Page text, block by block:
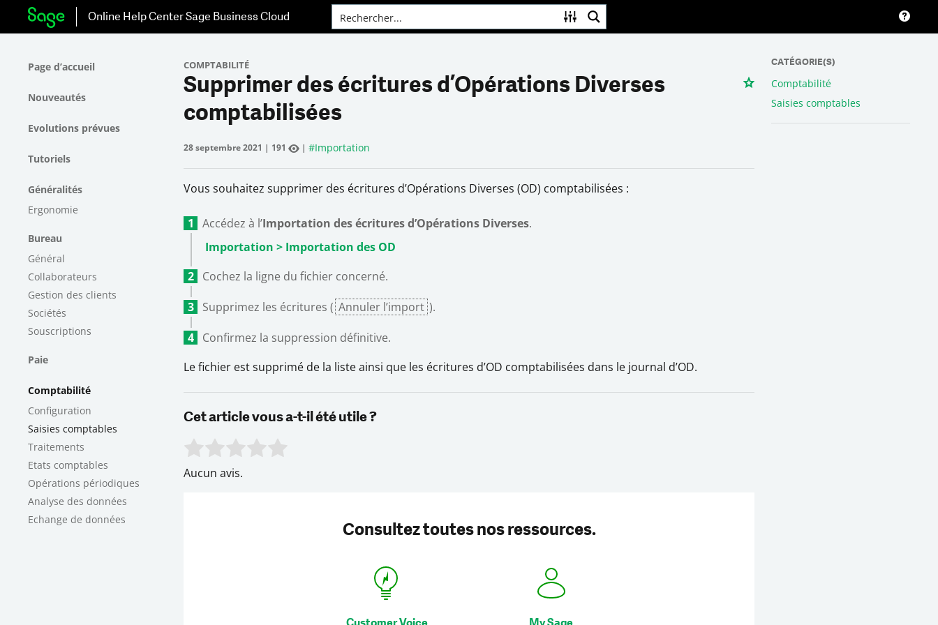
Online Help CenterSage Business Cloud
Page d’accueil
Nouveautés
Evolutions prévues
Tutoriels
Généralités
Ergonomie
Bureau
Général
Collaborateurs
Gestion des clients
Sociétés
Souscriptions
Paie
Comptabilité
Configuration
Saisies comptables
Traitements
Etats comptables
Opérations périodiques
Analyse des données
Echange de données
COMPTABILITÉ
Supprimer des écritures d’Opérations Diverses
comptabilisées
28 septembre 2021 | 191 | #Importation
Vous souhaitez supprimer des écritures d’Opérations Diverses (OD) comptabilisées :
Accédez à l’Importation des écritures d’Opérations Diverses.
Importation > Importation des OD
Cochez la ligne du fichier concerné.
Supprimez les écritures ( Annuler l’import ).
Confirmez la suppression définitive.
Le fichier est supprimé de la liste ainsi que les écritures d’OD comptabilisées dans le journal d’OD.
Cet article vous a-t-il été utile ?
Rate this item: Submit Rating
Aucun avis.
Consultez toutes nos ressources.
CATÉGORIE(S)
Comptabilité
Saisies comptables